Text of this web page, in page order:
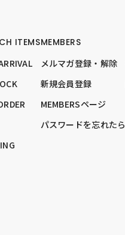
ITEMSMEMBERS
メルマガ登録・解除
新規会員登録
MEMBERSページ
パスワードを忘れたら